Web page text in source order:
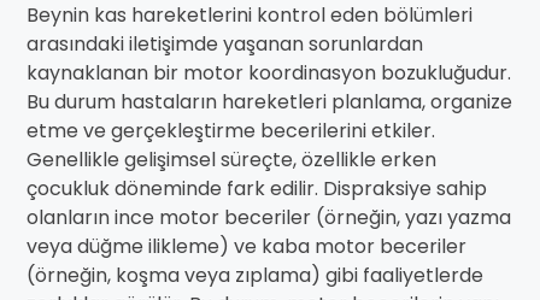
Beynin kas hareketlerini kontrol eden bölümleri
arasındaki iletişimde yaşanan sorunlardan
kaynaklanan bir motor koordinasyon bozukluğudur.
Bu durum hastaların hareketleri planlama, organize
etme ve gerçekleştirme becerilerini etkiler.
Genellikle gelişimsel süreçte, özellikle erken
çocukluk döneminde fark edilir. Dispraksiye sahip
olanların ince motor beceriler (örneğin, yazı yazma
veya düğme ilikleme) ve kaba motor beceriler
(örneğin, koşma veya zıplama) gibi faaliyetlerde